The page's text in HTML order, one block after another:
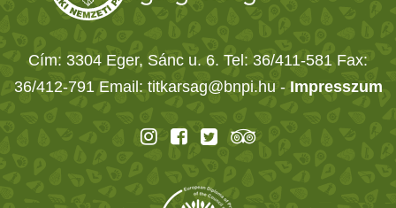
Cím: 3304 Eger, Sánc u. 6. Tel: 36/411-581 Fax:
36/412-791 Email: titkarsag@bnpi.hu - Impresszum